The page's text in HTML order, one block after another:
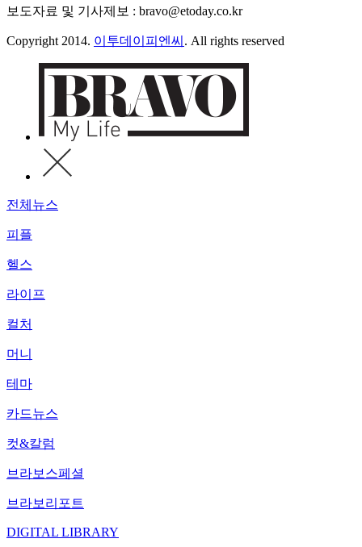
보도자료 및 기사제보 : bravo@etoday.co.kr
Copyright 2014. 이투데이피엔씨 . All rights reserved
전체뉴스
피플
헬스
라이프
컬처
머니
테마
카드뉴스
컷&칼럼
브라보스페셜
브라보리포트
DIGITAL LIBRARY